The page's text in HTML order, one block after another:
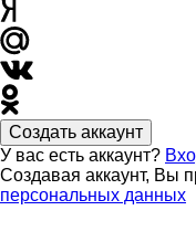
Создать аккаунт
У вас есть аккаунт?
Создавая аккаунт, Вы
персональных данных